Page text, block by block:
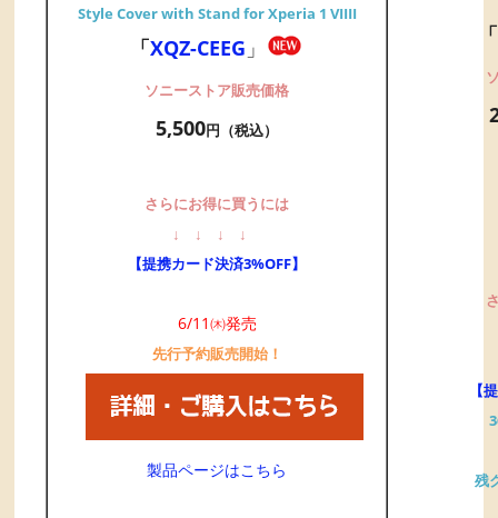
Style Cover with Stand for Xperia 1 VIIII
「XQZ-CEEG 」
ソニーストア販売価格
5,500円（税込）
さらにお得に買うには
↓ ↓ ↓ ↓
【提携カード決済3%OFF】
6/11㈭発売
先行予約販売開始！
製品ページはこちら
「
【
残